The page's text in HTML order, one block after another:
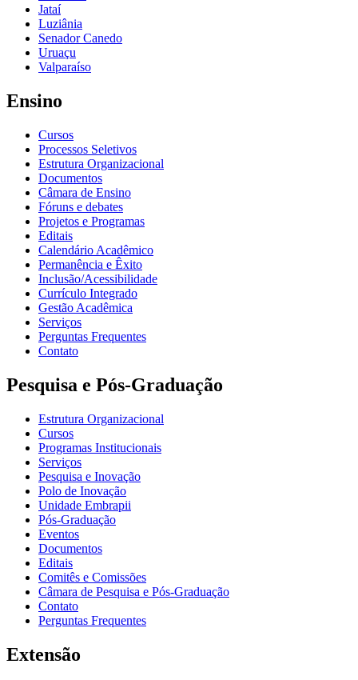
Jataí
Luziânia
Senador Canedo
Uruaçu
Valparaíso
Ensino
Cursos
Processos Seletivos
Estrutura Organizacional
Documentos
Câmara de Ensino
Fóruns e debates
Projetos e Programas
Editais
Calendário Acadêmico
Permanência e Êxito
Inclusão/Acessibilidade
Currículo Integrado
Gestão Acadêmica
Serviços
Perguntas Frequentes
Contato
Pesquisa e Pós-Graduação
Estrutura Organizacional
Cursos
Programas Institucionais
Serviços
Pesquisa e Inovação
Polo de Inovação
Unidade Embrapii
Pós-Graduação
Eventos
Documentos
Editais
Comitês e Comissões
Câmara de Pesquisa e Pós-Graduação
Contato
Perguntas Frequentes
Extensão